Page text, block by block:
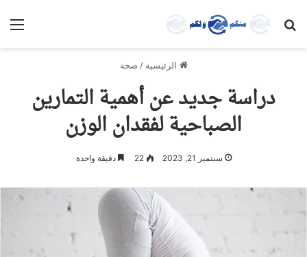
بحث عن
الرئيسية / صحة
دراسة جديد عن أهمية التمارين
الصباحية لفقدان الوزن
سبتمبر 21, 2023 22 دقيقة واحدة